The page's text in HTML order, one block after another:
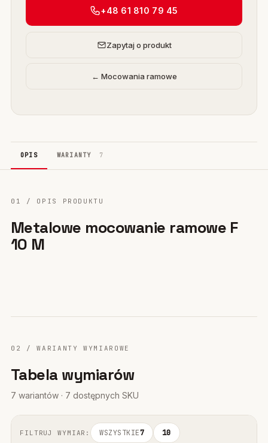
+48 61 810 79 45
Zapytaj o produkt
← Mocowania ramowe
OPIS WARIANTY 7
01 / OPIS PRODUKTU
Metalowe mocowanie ramowe F
10 M
02 / WARIANTY WYMIAROWE
Tabela wymiarów
7 wariantów · 7 dostępnych SKU
FILTRUJ WYMIAR: WSZYSTKIE7 10